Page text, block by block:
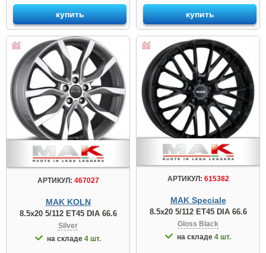
купить купить
АРТИКУЛ: 467027
MAK KOLN
8.5x20 5/112 ET45 DIA 66.6
Silver
на складе 4 шт.
АРТИКУЛ: 615382
MAK Speciale
8.5x20 5/112 ET45 DIA 66.6
Gloss Black
на складе 4 шт.